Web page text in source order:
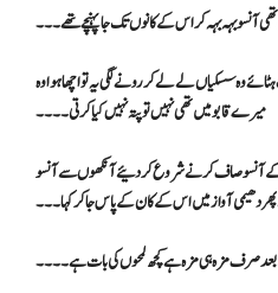
تھی آنسو بہہ بہہ کر اس کے کانوں تک جا پہنچے تھے۔۔۔
وہ سسکیاں لے لے کر رونے لگی یہ تو اچھا ہوا وہ
میرے قابو میں تھی نہیں تو پتہ نہیں کیا کرتی۔۔۔۔
آنسو صاف کرنے شروع کر دئیے آنکھوں سے آنسو
دھیمی آواز میں اس کے کان کے پاس جا کر کہا۔۔۔
کے بعد صرف مزہ ہی مزہ ہے کچھ لمحوں کی بات ہے۔۔۔۔